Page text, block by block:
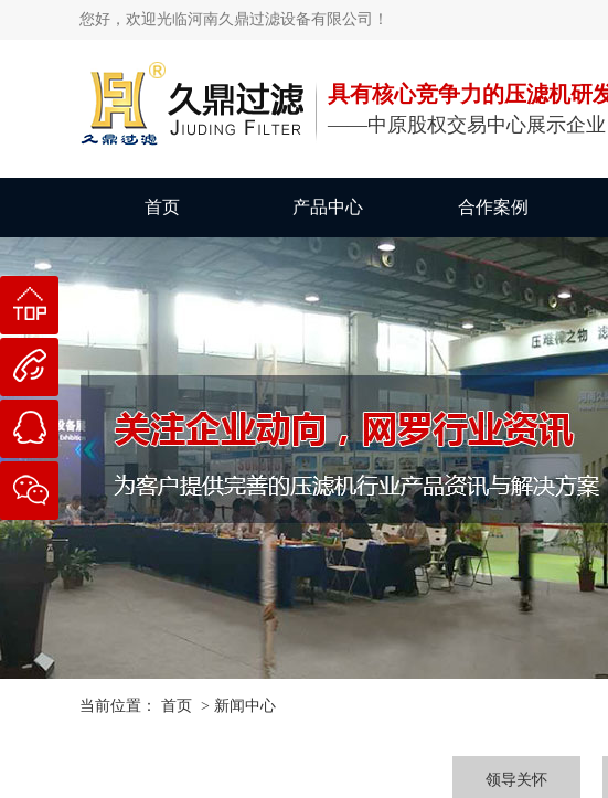
您好，欢迎光临河南久鼎过滤设备有限公司！
具有核心竞争力的压滤机研
——中原股权交易中心展示企业
首页 产品中心 合作案例
当前位置： 首页 > 新闻中心
领导关怀
回顶部 189-
3749-
5552
在
线咨询 微
信二维